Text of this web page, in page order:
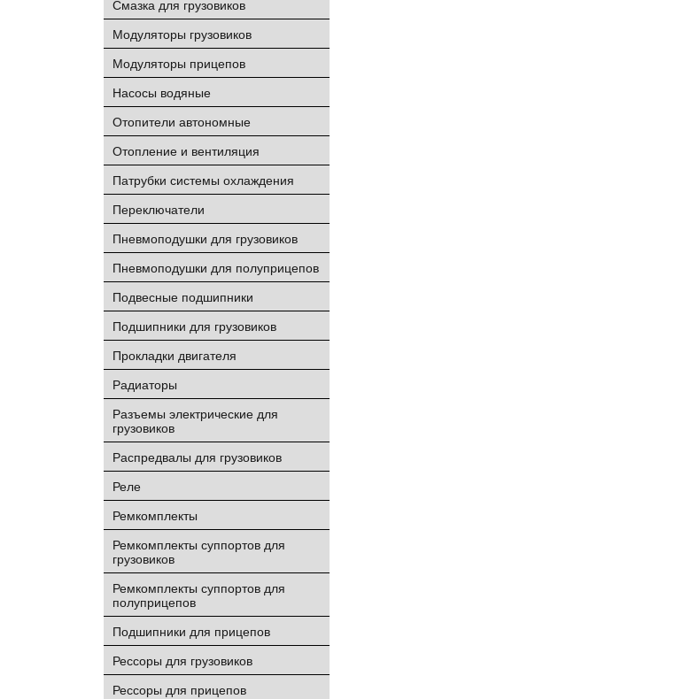
Смазка для грузовиков
Модуляторы грузовиков
Модуляторы прицепов
Насосы водяные
Отопители автономные
Отопление и вентиляция
Патрубки системы охлаждения
Переключатели
Пневмоподушки для грузовиков
Пневмоподушки для полуприцепов
Подвесные подшипники
Подшипники для грузовиков
Прокладки двигателя
Радиаторы
Разъемы электрические для
грузовиков
Распредвалы для грузовиков
Реле
Ремкомплекты
Ремкомплекты суппортов для
грузовиков
Ремкомплекты суппортов для
полуприцепов
Подшипники для прицепов
Рессоры для грузовиков
Рессоры для прицепов